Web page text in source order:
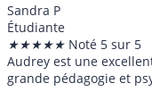
Sandra P
Étudiante
★★★★★ Noté 5 sur 5
Audrey est une
grande pédagogie et